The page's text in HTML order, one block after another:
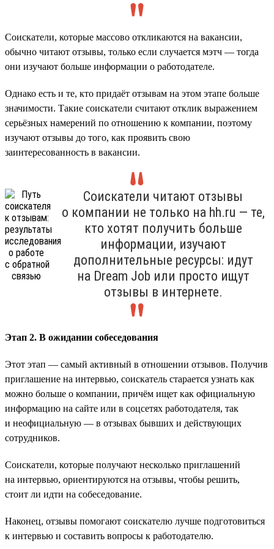
Соискатели, которые массово откликаются на вакансии,
обычно читают отзывы, только если случается мэтч — тогда
они изучают больше информации о работодателе.
Однако есть и те, кто придаёт отзывам на этом этапе больше
значимости. Такие соискатели считают отклик выражением
серьёзных намерений по отношению к компании, поэтому
изучают отзывы до того, как проявить свою
заинтересованность в вакансии.
Cоискатели читают отзывы
о компании не только на hh.ru — те,
кто хотят получить больше
информации, изучают
дополнительные ресурсы: идут
на Dream Job или просто ищут
отзывы в интернете.
Этап 2. В ожидании собеседования
Этот этап — самый активный в отношении отзывов. Получив
приглашение на интервью, соискатель старается узнать как
можно больше о компании, причём ищет как официальную
информацию на сайте или в соцсетях работодателя, так
и неофициальную — в отзывах бывших и действующих
сотрудников.
Соискатели, которые получают несколько приглашений
на интервью, ориентируются на отзывы, чтобы решить,
стоит ли идти на собеседование.
Наконец, отзывы помогают соискателю лучше подготовиться
к интервью и составить вопросы к работодателю.